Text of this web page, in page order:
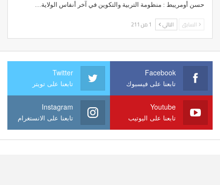
حسن أومريبط : منظومة التربية والتكوين في آخر أنفاس الولاية…
السابق التالي 1 من 211
Facebook
تابعنا على فيسبوك
Twitter
تابعنا على تويتر
Youtube
تابعنا على اليوتيب
Instagram
تابعنا على الانستغرام